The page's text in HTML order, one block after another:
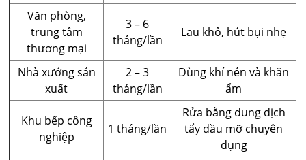
Văn phòng,
trung tâm
thương mại
3 – 6
tháng/lần
Lau khô, hút bụi nhẹ
Nhà xưởng sản
xuất
2 – 3
tháng/lần
Dùng khí nén và khăn
ẩm
Khu bếp công
nghiệp
1 tháng/lần
Rửa bằng dung dịch
tẩy dầu mỡ chuyên
dụng